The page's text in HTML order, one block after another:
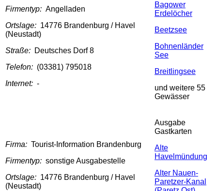
Firmentyp: Angelladen
Ortslage: 14776 Brandenburg / Havel
(Neustadt)
Straße: Deutsches Dorf 8
Telefon: (03381) 795018
Internet: -
Bagower
Erdelöcher
Beetzsee
Bohnenländer
See
Breitlingsee
und weitere 55
Gewässer
Firma: Tourist-Information Brandenburg
Firmentyp: sonstige Ausgabestelle
Ortslage: 14776 Brandenburg / Havel
(Neustadt)
Ausgabe
Gastkarten
Alte
Havelmündung
Alter Nauen-
Paretzer-Kanal